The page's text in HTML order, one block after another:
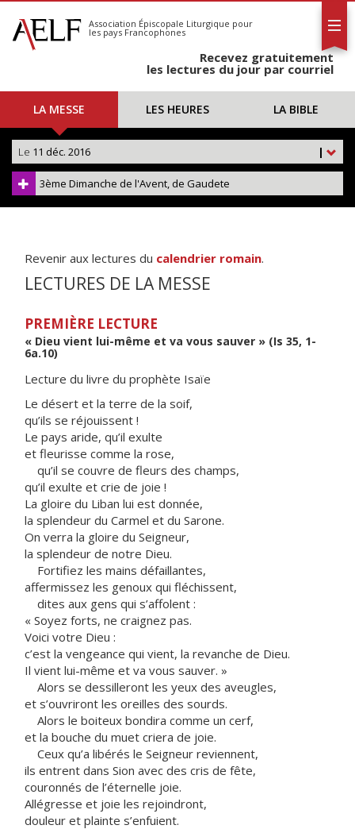
S'abonner
Calendrier
Association Épiscopale Liturgique pour
les pays Francophones
Recevez gratuitement
les lectures du jour par courriel
LA MESSE LES HEURES LA BIBLE
|
Le 11 déc. 2016
3ème Dimanche de l'Avent, de Gaudete
Revenir aux lectures du calendrier romain.
LECTURES DE LA MESSE
PREMIÈRE LECTURE
« Dieu vient lui-même et va vous sauver » (Is 35, 1-
6a.10)
Lecture du livre du prophète Isaïe
Le désert et la terre de la soif,
qu’ils se réjouissent !
Le pays aride, qu’il exulte
et fleurisse comme la rose,
qu’il se couvre de fleurs des champs,
qu’il exulte et crie de joie !
La gloire du Liban lui est donnée,
la splendeur du Carmel et du Sarone.
On verra la gloire du Seigneur,
la splendeur de notre Dieu.
Fortifiez les mains défaillantes,
affermissez les genoux qui fléchissent,
dites aux gens qui s’affolent :
« Soyez forts, ne craignez pas.
Voici votre Dieu :
c’est la vengeance qui vient, la revanche de Dieu.
Il vient lui-même et va vous sauver. »
Alors se dessilleront les yeux des aveugles,
et s’ouvriront les oreilles des sourds.
Alors le boiteux bondira comme un cerf,
et la bouche du muet criera de joie.
Ceux qu’a libérés le Seigneur reviennent,
ils entrent dans Sion avec des cris de fête,
couronnés de l’éternelle joie.
Allégresse et joie les rejoindront,
douleur et plainte s’enfuient.